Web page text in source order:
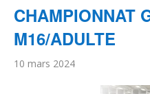
CHAMPIONNAT
M16/ADULTE
10 mars 2024